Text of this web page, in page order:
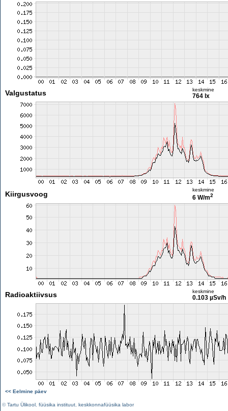
Valgustatus keskmine
764 lx
Kiirgusvoog
keskmine
6 W/m2
Radioaktiivsus keskmine
0.103 µSv/h
<< Eelmine päev
©Tartu Ülikool füüsika instituut keskkonnafüüsika labor